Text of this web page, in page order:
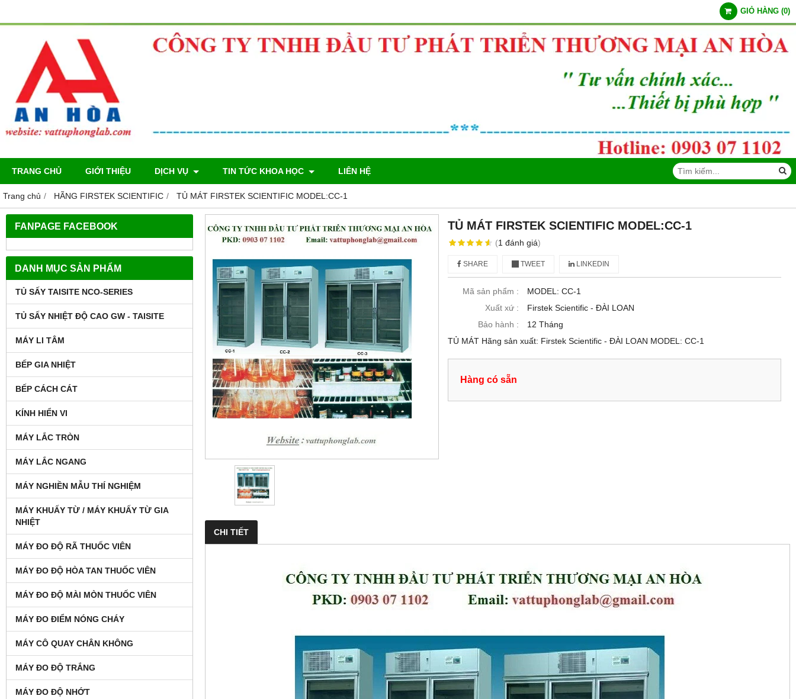
GIỎ HÀNG (0)
TRANG CHỦ GIỚI THIỆU DỊCH VỤ TIN TỨC KHOA HỌC LIÊN HỆ
Trang chủ HÃNG FIRSTEK SCIENTIFIC TỦ MÁT FIRSTEK SCIENTIFIC MODEL:CC-1
FANPAGE FACEBOOK
DANH MỤC SẢN PHẨM
TỦ SẤY TAISITE NCO-SERIES
TỦ SẤY NHIỆT ĐỘ CAO GW - TAISITE
MÁY LI TÂM
BẾP GIA NHIỆT
BẾP CÁCH CÁT
KÍNH HIỂN VI
MÁY LẮC TRÒN
MÁY LẮC NGANG
MÁY NGHIỀN MẪU THÍ NGHIỆM
MÁY KHUẤY TỪ / MÁY KHUẤY TỪ GIA
NHIỆT
MÁY ĐO ĐỘ RÃ THUỐC VIÊN
MÁY ĐO ĐỘ HÒA TAN THUỐC VIÊN
MÁY ĐO ĐỘ MÀI MÒN THUỐC VIÊN
MÁY ĐO ĐIỂM NÓNG CHÁY
MÁY CÔ QUAY CHÂN KHÔNG
MÁY ĐO ĐỘ TRẮNG
MÁY ĐO ĐỘ NHỚT
TỦ MÁT FIRSTEK SCIENTIFIC MODEL:CC-1
(1đánh giá)
SHARE TWEET LINKEDIN
Mã sản phẩm :
MODEL: CC-1
Xuất xứ :
Firstek Scientific - ĐÀI LOAN
Bảo hành :
12 Tháng
TỦ MÁT Hãng sản xuất: Firstek Scientific - ĐÀI LOAN MODEL: CC-1
Hàng có sẵn
CHI TIẾT